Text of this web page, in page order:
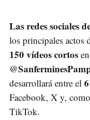
Las redes sociales
los principales actos
150 vídeos cortos
desarrollará entre el
Facebook, X y,
TikTok.